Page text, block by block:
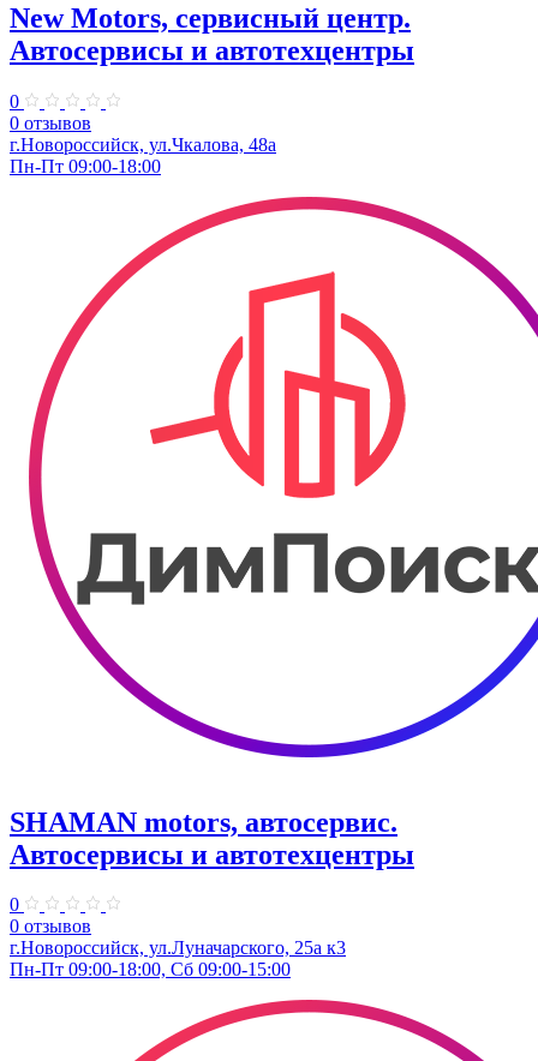
New Motors, сервисный центр.
Автосервисы и автотехцентры
0
0 отзывов
г.Новороссийск, ул.Чкалова, 48а
Пн-Пт 09:00-18:00
SHAMAN motors, автосервис.
Автосервисы и автотехцентры
0
0 отзывов
г.Новороссийск, ул.Луначарского, 25а к3
Пн-Пт 09:00-18:00, Сб 09:00-15:00